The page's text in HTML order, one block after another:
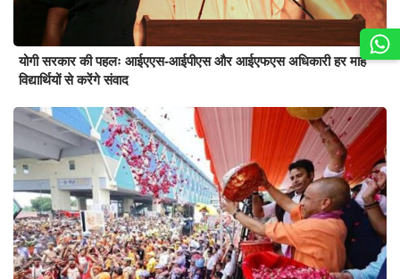
योगी सरकार की पहलः आईएएस-आईपीएस और आईएफएस अधिकारी हर माह
विद्यार्थियों से करेंगे संवाद